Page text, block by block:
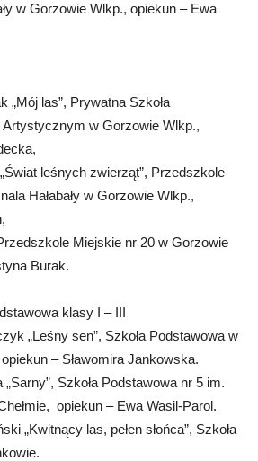
w Gorzowie Wlkp., opiekun – Ewa
las”, Prywatna Szkoła
Artystycznym w Gorzowie Wlkp.,
leśnych zwierząt”, Przedszkole
Hałabały w Gorzowie Wlkp.,
Miejskie nr 20 w Gorzowie
Burak.
klasy I – III
„Leśny sen”, Szkoła Podstawowa w
– Sławomira Jankowska.
Szkoła Podstawowa nr 5 im.
opiekun – Ewa Wasil-Parol.
„Kwitnący las, pełen słońca”, Szkoła